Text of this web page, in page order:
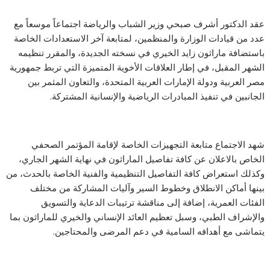
عقد الدكتور أشرف صبحي وزير الشباب والرياضة اجتماعاً موسعاً مع
عدد من قيادات الوزارة والمنظمين، لمتابعة آخر الاستعدادات الخاصة
باستضافة ماراثون زايد الخيري في نسخته الجديدة، والمقرر تنظيمه
الشهر المقبل، في إطار العلاقات الأخوية المتميزة التي تربط جمهورية
مصر العربية ودولة الإمارات العربية المتحدة، والتعاون المثمر بين
الجانبين في تنفيذ المبادرات الرياضية والإنسانية المشتركة.
شهد الاجتماع متابعة التجهيزات الخاصة لإقامة المؤتمر الصحفي
الخاص بالاعلان عن كافة تفاصيل الماراثون في نهاية الشهر الجاري،
وكذلك استعراض كافة التفاصيل التنظيمية والفنية الخاصة بالحدث، من
بينها أماكن الانطلاق وخطوط السير وآليات المشاركة من مختلف
الفئات العمرية، إضافة إلى مناقشة ترتيبات الدعاية والتسويق
والإشراف الطبي، وسبل تعظيم العائد الإنساني والخيري للماراثون بما
يتماشى مع أهدافه السامية في دعم المرضى والمحتاجين.